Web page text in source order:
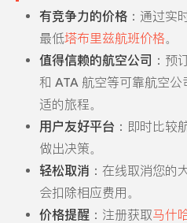
有竞争力的价格：通过实
最低塔布里兹航班价格。
值得信赖的航空公司 ：预
和 ATA 航空等可靠航空
适的旅程。
用户友好平台 ：即时比较
做出决策。
轻松取消 ：在线取消您的
会扣除相应费用。
价格提醒 ：注册获取马什